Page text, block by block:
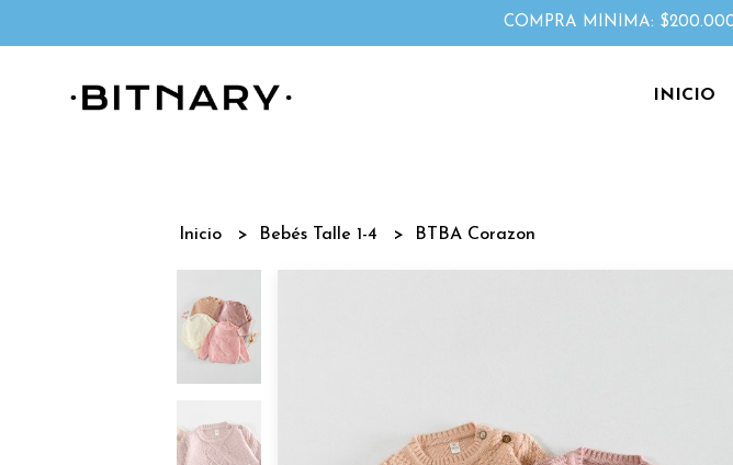
COMPRA MINIMA:
INICIO
Inicio Bebés Talle 1-4 BTBA Corazon